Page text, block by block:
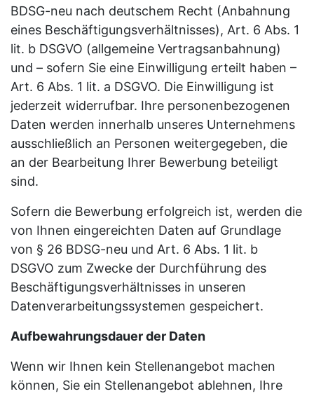
BDSG-neu nach deutschem Recht (Anbahnung
eines Beschäftigungsverhältnisses), Art. 6 Abs. 1
lit. b DSGVO (allgemeine Vertragsanbahnung)
und – sofern Sie eine Einwilligung erteilt haben –
Art. 6 Abs. 1 lit. a DSGVO. Die Einwilligung ist
jederzeit widerrufbar. Ihre personenbezogenen
Daten werden innerhalb unseres Unternehmens
ausschließlich an Personen weitergegeben, die
an der Bearbeitung Ihrer Bewerbung beteiligt
sind.
Sofern die Bewerbung erfolgreich ist, werden die
von Ihnen eingereichten Daten auf Grundlage
von § 26 BDSG-neu und Art. 6 Abs. 1 lit. b
DSGVO zum Zwecke der Durchführung des
Beschäftigungsverhältnisses in unseren
Datenverarbeitungssystemen gespeichert.
Aufbewahrungsdauer der Daten
Wenn wir Ihnen kein Stellenangebot machen
können, Sie ein Stellenangebot ablehnen, Ihre